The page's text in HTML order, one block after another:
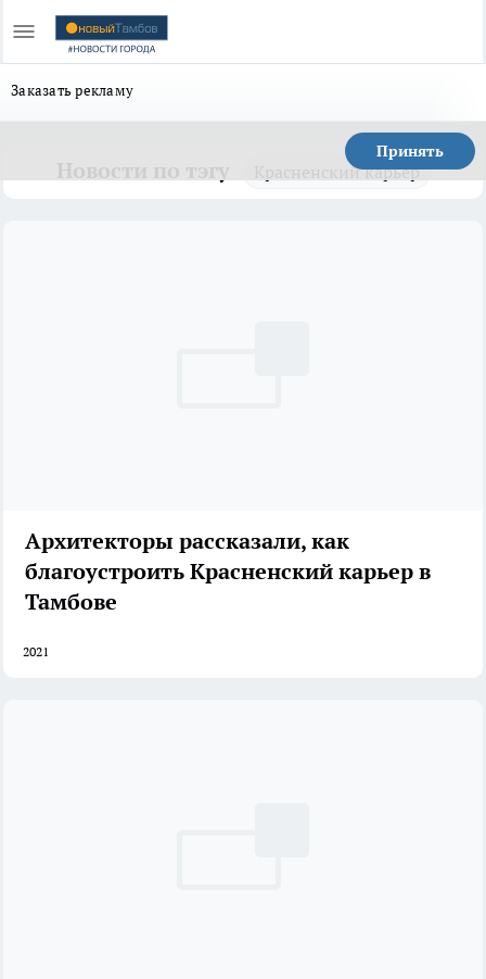
Заказать рекламу
Принять
Красненский карьер
Архитекторы рассказали, как
благоустроить Красненский карьер в
Тамбове
2021